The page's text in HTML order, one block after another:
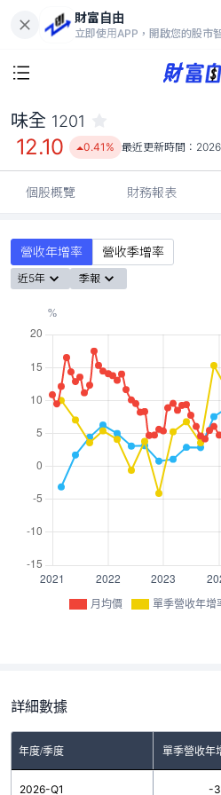
財富自由
立即使用APP，開啟您的股市
12.10
0.41%
味全 1201
12.10 0.41% 最近更新時間：
個股概覽 財務報表
營收年增率 營收季增率
近5年 季報
月均價 單季營收年增
詳細數據
年度/季度 單季營收年
2026-Q1 -